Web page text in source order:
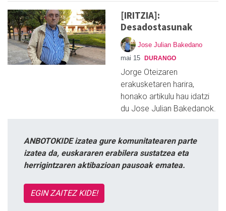
[IRITZIA]:
Desadostasunak
Jose Julian Bakedano
mai 15
DURANGO
Jorge Oteizaren
erakusketaren harira,
honako artikulu hau idatzi
du Jose Julian Bakedanok.
ANBOTOKIDE izatea gure komunitatearen parte
izatea da, euskararen erabilera sustatzea eta
herrigintzaren aktibazioan pausoak ematea.
EGIN ZAITEZ KIDE!